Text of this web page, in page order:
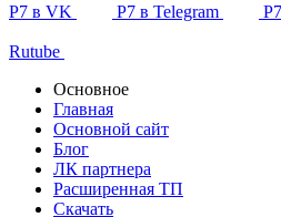
Р7 в VK Р7 в Telegram
Rutube
Основное
Главная
Основной сайт
Блог
ЛК партнера
Расширенная ТП
Скачать